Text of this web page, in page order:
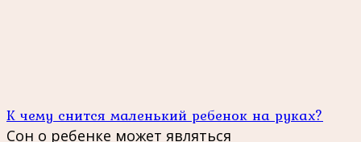
К чему снится маленький ребенок на руках?
Сон о ребенке может являться